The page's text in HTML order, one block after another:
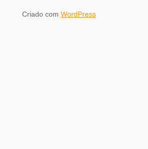
Criado com WordPress